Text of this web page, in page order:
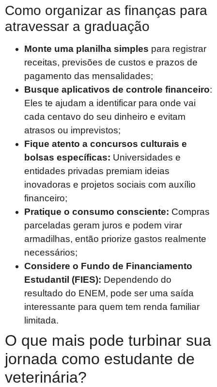
Como organizar as finanças para
atravessar a graduação
Monte uma planilha simples para registrar
receitas, previsões de custos e prazos de
pagamento das mensalidades;
Busque aplicativos de controle financeiro:
Eles te ajudam a identificar para onde vai
cada centavo do seu dinheiro e evitam
atrasos ou imprevistos;
Fique atento a concursos culturais e
bolsas específicas: Universidades e
entidades privadas premiam ideias
inovadoras e projetos sociais com auxílio
financeiro;
Pratique o consumo consciente: Compras
parceladas geram juros e podem virar
armadilhas, então priorize gastos realmente
necessários;
Considere o Fundo de Financiamento
Estudantil (FIES): Dependendo do
resultado do ENEM, pode ser uma saída
interessante para quem tem renda familiar
limitada.
O que mais pode turbinar sua
jornada como estudante de
veterinária?